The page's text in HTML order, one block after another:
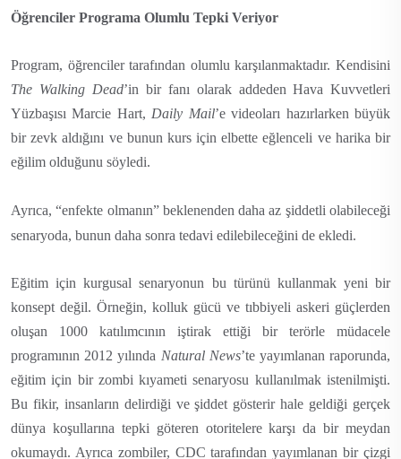
Öğrenciler Programa Olumlu Tepki Veriyor
Program, öğrenciler tarafından olumlu karşılanmaktadır. Kendisini
The Walking Dead’in bir fanı olarak addeden Hava Kuvvetleri
Yüzbaşısı Marcie Hart, Daily Mail’e videoları hazırlarken büyük
bir zevk aldığını ve bunun kurs için elbette eğlenceli ve harika bir
eğilim olduğunu söyledi.
Ayrıca, “enfekte olmanın” beklenenden daha az şiddetli olabileceği
senaryoda, bunun daha sonra tedavi edilebileceğini de ekledi.
Eğitim için kurgusal senaryonun bu türünü kullanmak yeni bir
konsept değil. Örneğin, kolluk gücü ve tıbbiyeli askeri güçlerden
oluşan 1000 katılımcının iştirak ettiği bir terörle müdacele
programının 2012 yılında Natural News’te yayımlanan raporunda,
eğitim için bir zombi kıyameti senaryosu kullanılmak istenilmişti.
Bu fikir, insanların delirdiği ve şiddet gösterir hale geldiği gerçek
dünya koşullarına tepki göteren otoritelere karşı da bir meydan
okumaydı. Ayrıca zombiler, CDC tarafından yayımlanan bir çizgi